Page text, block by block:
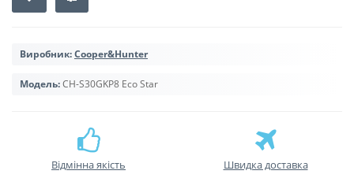
Виробник:Cooper&Hunter
Модель:CH-S30GKP8 Eco Star
Відмінна якість Швидка доставка